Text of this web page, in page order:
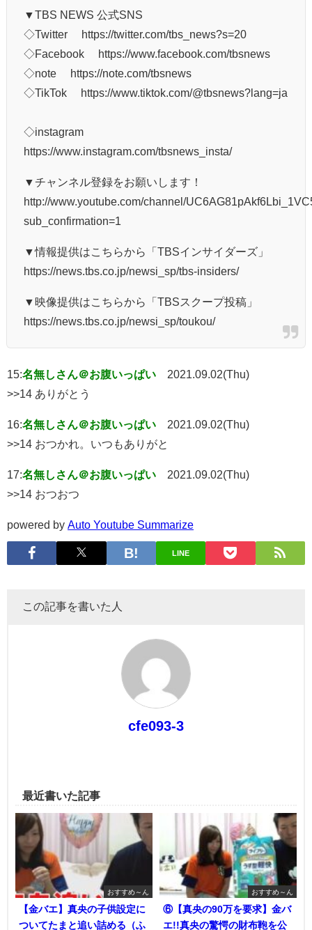
▼TBS NEWS 公式SNS
◇Twitter https://twitter.com/tbs_news?s=20
◇Facebook https://www.facebook.com/tbsnews
◇note https://note.com/tbsnews
◇TikTok https://www.tiktok.com/@tbsnews?lang=ja
◇instagram
https://www.instagram.com/tbsnews_insta/
▼チャンネル登録をお願いします！
http://www.youtube.com/channel/
sub_confirmation=1
▼情報提供はこちらから「TBSインサイダーズ」
https://news.tbs.co.jp/newsi_sp/tbs-insiders/
▼映像提供はこちらから「TBSスクープ投稿」
https://news.tbs.co.jp/newsi_sp/toukou/
15:名無しさん＠お腹いっぱい
2021.09.02(Thu)
>>14 ありがとう
16:名無しさん＠お腹いっぱい
2021.09.02(Thu)
>>14 おつかれ。いつもありがと
17:名無しさん＠お腹いっぱい
2021.09.02(Thu)
>>14 おつおつ
powered by Auto Youtube Summarize
LINE
この記事を書いた人
cfe093-3
最近書いた記事
おすすめ～ん
【金バエ】真央の子供設定に
ついてたまと追い詰める（ふ
おすすめ～ん
⑥【真央の90万を要求】金バ
エ!!真央の驚愕の財布鞄を公